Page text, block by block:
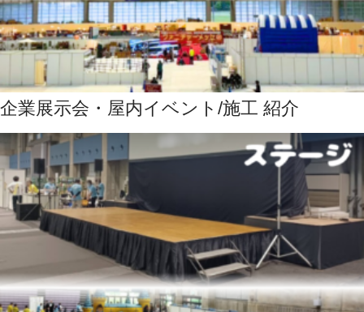
企業展示会・屋内イベント/施工 紹介